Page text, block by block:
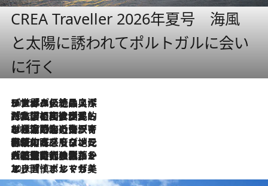
CREA Traveller 2026年夏号 海風
と太陽に誘われてポルトガルに会い
に行く
2026.8.8
リスボンの絶品スイーツ「パステル・デ・ナタ」とは？ポルトガル伝統の奥深い世界へ
2026.7.27
「私の祖国はポルトガル語です」国民的詩人フェルナンド・ペソアと、彼が愛した文学の街を歩く
2026.7.26
ポルトガル近海が育む極上の海の幸。キリリと冷えた白ワインと愉しむ、シーフード専門店の贅沢
2026.7.22
伝統の味をモダンに昇華。高感度な地元客が集う、リスボンの最旬ガストロノミー
2026.7.21
大航海時代の栄華から、震災、独裁、そして革命へ。ポルトガル・首都リスボンの石畳に刻まれた「歴史の光と影」
2026.7.13
エッセイ・ヤマザキマリ「慎ましくも美しき国 ポルトガル」